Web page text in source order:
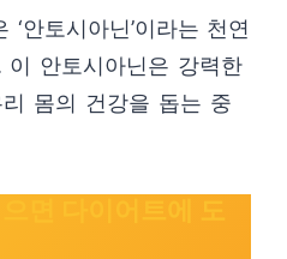
안토시아닌’이라는 천연
안토시아닌은 강력한
몸의 건강을 돕는 중